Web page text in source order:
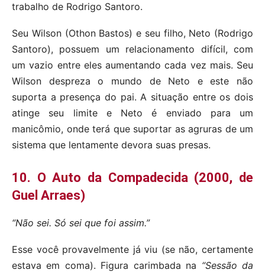
trabalho de Rodrigo Santoro.
Seu Wilson (Othon Bastos) e seu filho, Neto (Rodrigo
Santoro), possuem um relacionamento difícil, com
um vazio entre eles aumentando cada vez mais. Seu
Wilson despreza o mundo de Neto e este não
suporta a presença do pai. A situação entre os dois
atinge seu limite e Neto é enviado para um
manicômio, onde terá que suportar as agruras de um
sistema que lentamente devora suas presas.
10. O Auto da Compadecida (2000, de
Guel Arraes)
“Não sei. Só sei que foi assim.”
Esse você provavelmente já viu (se não, certamente
estava em coma). Figura carimbada na “Sessão da